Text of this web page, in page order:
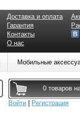
Доставка и оплата
Гарантия
Контакты
О нас
Мобильные
0 товаров
Войти
Регистрация